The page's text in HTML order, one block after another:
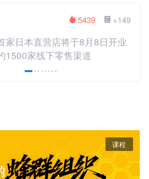
+149
5439
家日本直营店将于8月8日开业
1500家线下零售渠道
课程